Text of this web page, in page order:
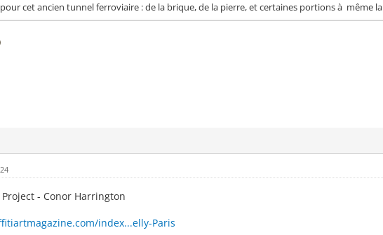
cet ancien tunnel ferroviaire : de la brique, de la pierre, et certaines portions à même
- Conor Harrington
index...elly-Paris